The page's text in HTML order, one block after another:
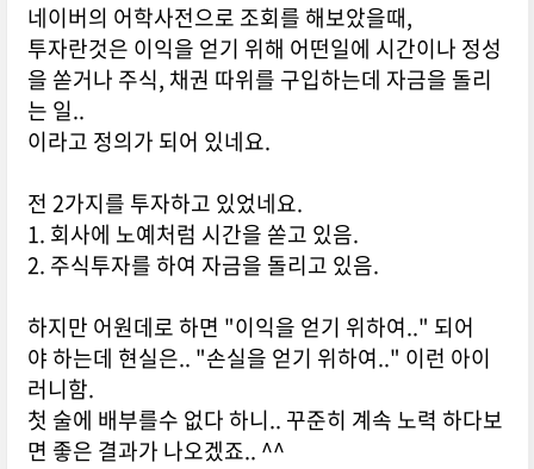
네이버의 어학사전으로 조회를 해보았을때,
투자란것은 이익을 얻기 위해 어떤일에 시간이나 정성
을 쏟거나 주식, 채권 따위를 구입하는데 자금을 돌리
는 일..
이라고 정의가 되어 있네요.
전 2가지를 투자하고 있었네요.
1. 회사에 노예처럼 시간을 쏟고 있음.
2. 주식투자를 하여 자금을 돌리고 있음.
하지만 어원데로 하면 "이익을 얻기 위하여.." 되어
야 하는데 현실은.. "손실을 얻기 위하여.." 이런 아이
러니함.
첫 술에 배부를수 없다 하니.. 꾸준히 계속 노력 하다보
면 좋은 결과가 나오겠죠.. ^^